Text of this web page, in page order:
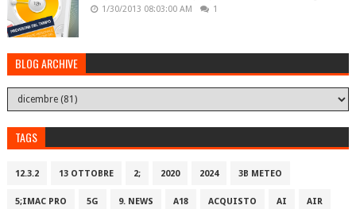
1/30/2013 08:03:00 AM 1
BLOG ARCHIVE
TAGS
12.3.2 13 OTTOBRE 2; 2020 2024 3B METEO
5;IMAC PRO 5G 9. NEWS A18 ACQUISTO AI AIR